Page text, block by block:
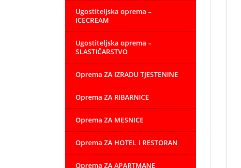
Ugostiteljska oprema –
ICECREAM
Ugostiteljska oprema –
SLASTIČARSTVO
Oprema ZA IZRADU TJESTENINE
Oprema ZA RIBARNICE
Oprema ZA MESNICE
Oprema ZA HOTEL i RESTORAN
Oprema ZA APARTMANE